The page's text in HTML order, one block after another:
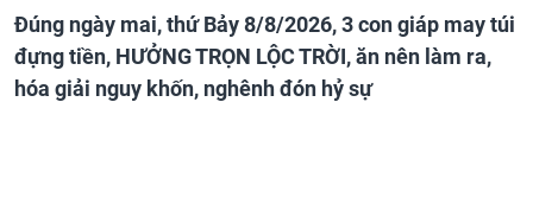
Đúng ngày mai, thứ Bảy 8/8/2026, 3 con giáp may túi
đựng tiền, HƯỞNG TRỌN LỘC TRỜI, ăn nên làm ra,
hóa giải nguy khốn, nghênh đón hỷ sự